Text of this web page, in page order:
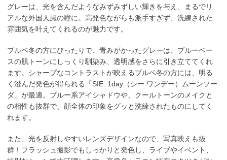
グレーは、光を含んだようなみずみずしい輝きを与え、まるでリ
アルな外国人風の瞳に。高発色ながらも派手すぎず、洗練された
雰囲気を叶えてくれるのが魅力です。
ブルベ冬の方にぴったりで、青みがかったグレーは、ブルーベー
スの肌トーンにしっくり馴染み、透明感をさらに引き立ててくれ
ます。シャープなコントラストが映えるブルベ冬の方には、明る
く澄んだ発色が得られる「SIE. 1day（シー ワンデー）ムーンソー
ダ」が最適。ブルー系アイシャドウや、クールトーンのメイクと
の相性も抜群で、顔全体の印象をグッと洗練されたものにしてく
れます。
また、光を反射しやすいレンズデザインなので、写真映えも抜
群！フラッシュ撮影でもしっかりと発色し、ライブやイベント、